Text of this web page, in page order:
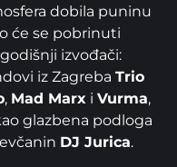
dobila puninu
će se pobrinuti
izvođači:
iz Zagreba Trio
, Mad Marx i Vurma,
glazbena podloga
DJ Jurica.